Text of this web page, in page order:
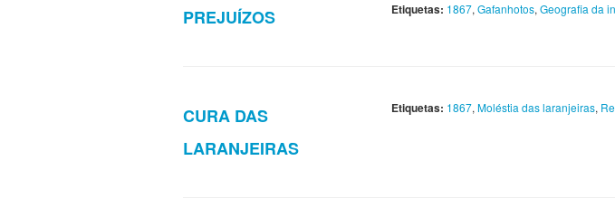
PREJUÍZOS Etiquetas: 1867, Gafanhotos, Geografia da
CURA DAS
LARANJEIRAS
Etiquetas: 1867, Moléstia das laranjeiras,